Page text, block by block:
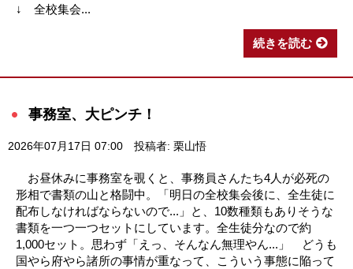
↓ 全校集会...
続きを読む
事務室、大ピンチ！
2026年07月17日 07:00 投稿者: 栗山悟
お昼休みに事務室を覗くと、事務員さんたち4人が必死の
形相で書類の山と格闘中。「明日の全校集会後に、全生徒に
配布しなければならないので...」と、10数種類もありそうな
書類を一つ一つセットにしています。全生徒分なので約
1,000セット。思わず「えっ、そんなん無理やん...」 どうも
国やら府やら諸所の事情が重なって、こういう事態に陥って